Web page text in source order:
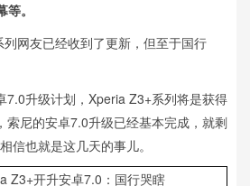
。
网友已经收到了更新，但至于国行
7.0升级计划，Xperia Z3+系列将是获得
索尼的安卓7.0升级已经基本完成，就剩
信也就是这几天的事儿。